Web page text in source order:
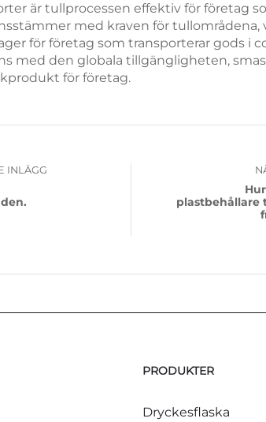
är tullprocessen effektiv för företag
med kraven för tullområdena,
för företag som transporterar gods i
med den globala tillgängligheten,
för företag.
INLÄGG
plastbehållare
PRODUKTER
Dryckesflaska